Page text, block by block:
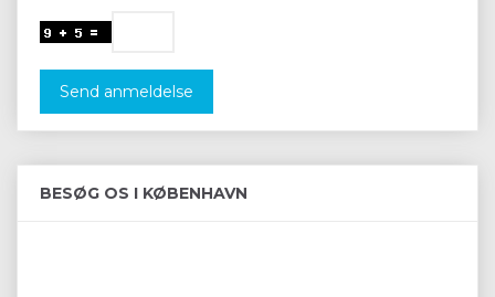
Send anmeldelse
BESØG OS I KØBENHAVN